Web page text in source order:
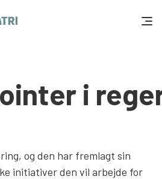
i
og den har fremlagt sin
initiativer den vil arbejde for